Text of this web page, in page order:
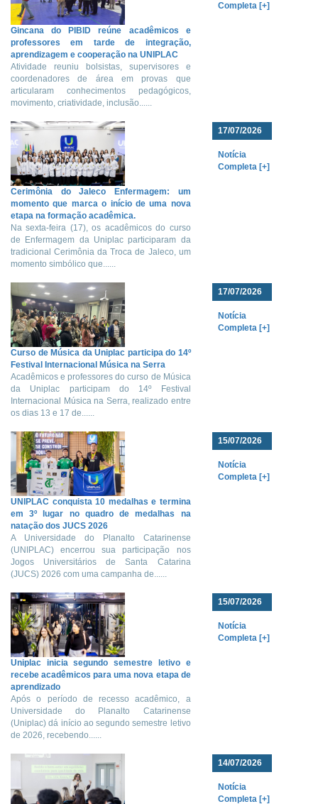
Gincana do PIBID reúne acadêmicos e
professores em tarde de integração,
aprendizagem e cooperação na UNIPLAC
Atividade reuniu bolsistas, supervisores e
coordenadores de área em provas que
articularam conhecimentos pedagógicos,
movimento, criatividade, inclusão......
Completa [+]
Cerimônia do Jaleco Enfermagem: um
momento que marca o início de uma nova
etapa na formação acadêmica.
Na sexta-feira (17), os acadêmicos do curso
de Enfermagem da Uniplac participaram da
tradicional Cerimônia da Troca de Jaleco, um
momento simbólico que......
17/07/2026
Notícia
Completa [+]
Curso de Música da Uniplac participa do 14º
Festival Internacional Música na Serra
Acadêmicos e professores do curso de Música
da Uniplac participam do 14º Festival
Internacional Música na Serra, realizado entre
os dias 13 e 17 de......
17/07/2026
Notícia
Completa [+]
UNIPLAC conquista 10 medalhas e termina
em 3º lugar no quadro de medalhas na
natação dos JUCS 2026
A Universidade do Planalto Catarinense
(UNIPLAC) encerrou sua participação nos
Jogos Universitários de Santa Catarina
(JUCS) 2026 com uma campanha de......
15/07/2026
Notícia
Completa [+]
Uniplac inicia segundo semestre letivo e
recebe acadêmicos para uma nova etapa de
aprendizado
Após o período de recesso acadêmico, a
Universidade do Planalto Catarinense
(Uniplac) dá início ao segundo semestre letivo
de 2026, recebendo......
15/07/2026
Notícia
Completa [+]
14/07/2026
Notícia
Completa [+]